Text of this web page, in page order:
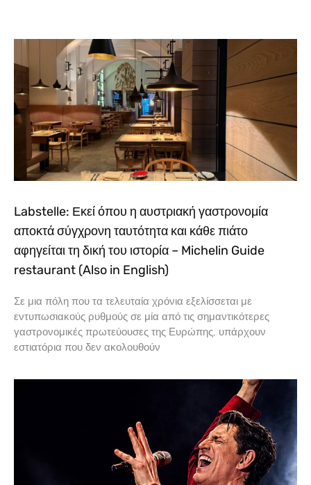
Labstelle: Εκεί όπου η αυστριακή γαστρονομία
αποκτά σύγχρονη ταυτότητα και κάθε πιάτο
αφηγείται τη δική του ιστορία – Michelin Guide
restaurant (Also in English)
Σε μια πόλη που τα τελευταία χρόνια εξελίσσεται με
εντυπωσιακούς ρυθμούς σε μία από τις σημαντικότερες
γαστρονομικές πρωτεύουσες της Ευρώπης, υπάρχουν
εστιατόρια που δεν ακολουθούν